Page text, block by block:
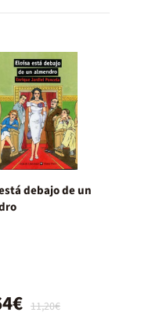
debajo de un
11,20€